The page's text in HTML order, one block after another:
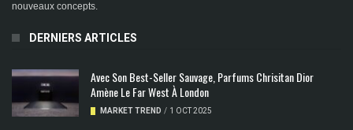
nouveaux concepts.
DERNIERS ARTICLES
Avec Son Best-Seller Sauvage, Parfums Chrisitan Dior
Amène Le Far West À London
MARKET TREND / 1 OCT 2025